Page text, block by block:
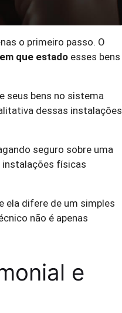
o primeiro passo. O
em que estado esses bens
seus bens no sistema
dessas instalações
seguro sobre uma
instalações físicas
ela difere de um simples
não é apenas
e